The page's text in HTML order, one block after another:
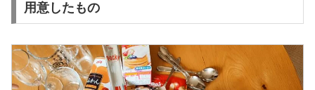
用意したもの